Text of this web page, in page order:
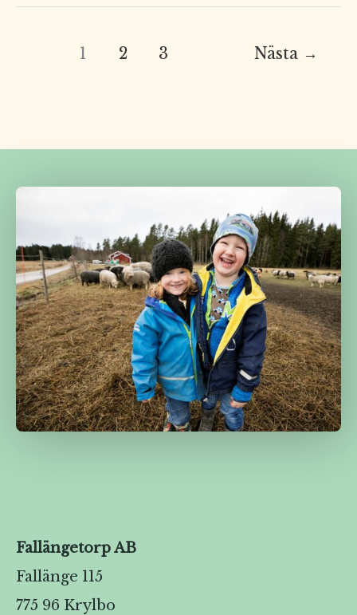
1 2 3 Nästa →
Fallängetorp AB
Fallänge 115
775 96 Krylbo